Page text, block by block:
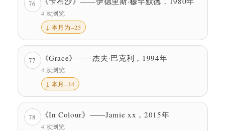
76
4 次浏览
↓ 本月为−25
77 《Grace》——杰夫·巴克利，1994年
4 次浏览
↓ 本月−14
78 《In Colour》——Jamie xx，2015年
4 次浏览